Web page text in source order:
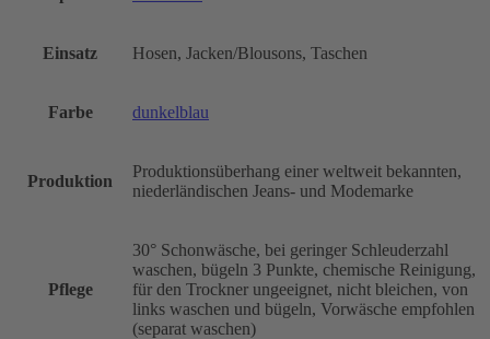
Einsatz Hosen, Jacken/Blousons, Taschen
Farbe dunkelblau
Produktion
Produktionsüberhang einer weltweit bekannten,
niederländischen Jeans- und Modemarke
Pflege
30° Schonwäsche, bei geringer Schleuderzahl
waschen, bügeln 3 Punkte, chemische Reinigung,
für den Trockner ungeeignet, nicht bleichen, von
links waschen und bügeln, Vorwäsche empfohlen
(separat waschen)